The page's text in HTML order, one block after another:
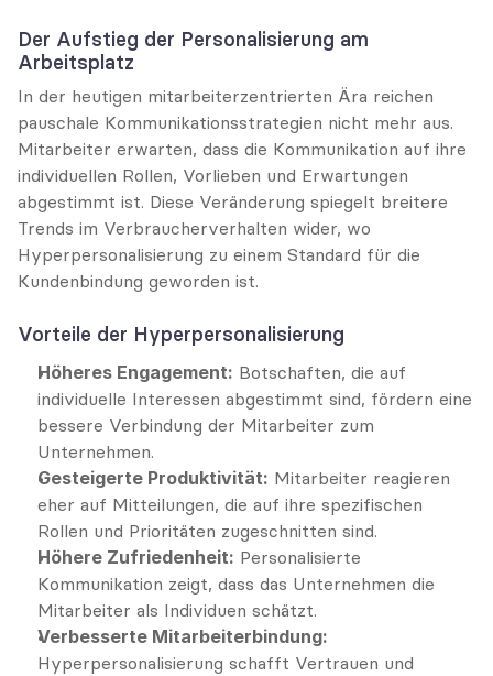
Der Aufstieg der Personalisierung am
Arbeitsplatz
In der heutigen mitarbeiterzentrierten Ära reichen
pauschale Kommunikationsstrategien nicht mehr aus.
Mitarbeiter erwarten, dass die Kommunikation auf ihre
individuellen Rollen, Vorlieben und Erwartungen
abgestimmt ist. Diese Veränderung spiegelt breitere
Trends im Verbraucherverhalten wider, wo
Hyperpersonalisierung zu einem Standard für die
Kundenbindung geworden ist.
Vorteile der Hyperpersonalisierung
Höheres Engagement: Botschaften, die auf
individuelle Interessen abgestimmt sind, fördern eine
bessere Verbindung der Mitarbeiter zum
Unternehmen.
Gesteigerte Produktivität: Mitarbeiter reagieren
eher auf Mitteilungen, die auf ihre spezifischen
Rollen und Prioritäten zugeschnitten sind.
Höhere Zufriedenheit: Personalisierte
Kommunikation zeigt, dass das Unternehmen die
Mitarbeiter als Individuen schätzt.
Verbesserte Mitarbeiterbindung:
Hyperpersonalisierung schafft Vertrauen und